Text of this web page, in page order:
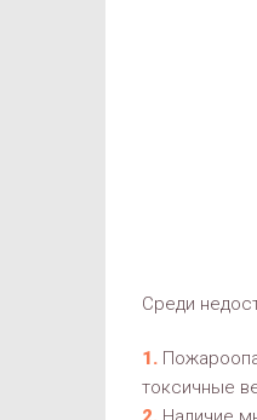
Среди
токсичные